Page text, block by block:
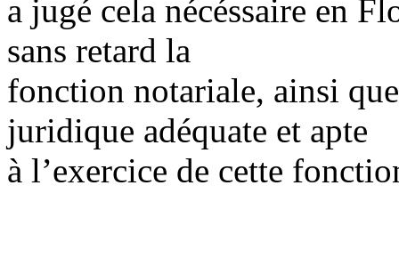
a jugé cela nécéssaire en
sans retard la
fonction notariale, ainsi
juridique adéquate et apte
à l’exercice de cette